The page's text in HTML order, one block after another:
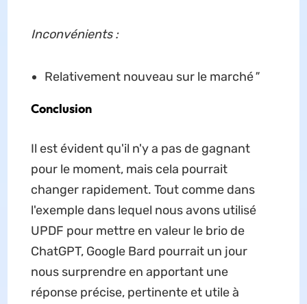
Inconvénients :
Relativement nouveau sur le marché"
Conclusion
Il est évident qu'il n'y a pas de gagnant
pour le moment, mais cela pourrait
changer rapidement. Tout comme dans
l'exemple dans lequel nous avons utilisé
UPDF pour mettre en valeur le brio de
ChatGPT, Google Bard pourrait un jour
nous surprendre en apportant une
réponse précise, pertinente et utile à